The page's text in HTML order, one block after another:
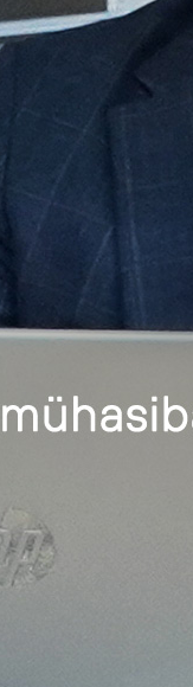
ehtiyac var”.
İri biznes fəaliyyəti
istifadə
olduğunu
dərəcədə yüksək
Vergi
İri biznes
Məlumdur ki,
etdiyi
reallığı
insanların
də gəlirlərin
“kölgə
tətbiq
Məcəlləsi və digər
vergi
o